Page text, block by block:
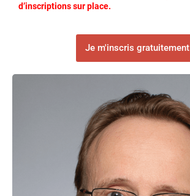
d’inscriptions sur place.
Je m'inscris gratuitement